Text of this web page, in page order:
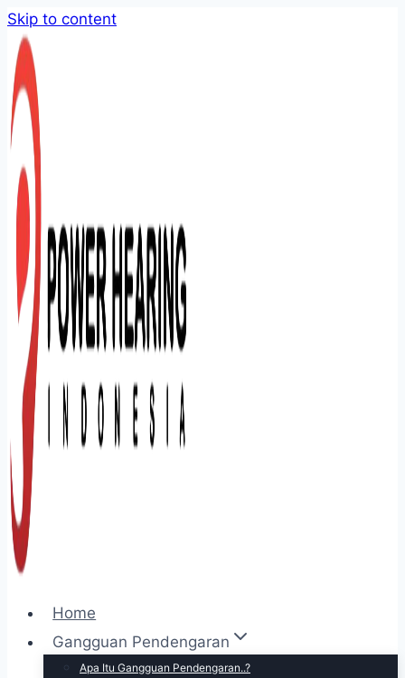
Skip to content
Home
Gangguan Pendengaran
Apa Itu Gangguan Pendengaran..?